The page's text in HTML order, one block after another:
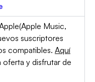
Music,
suscriptores
compatibles. Aquí
y disfrutar de